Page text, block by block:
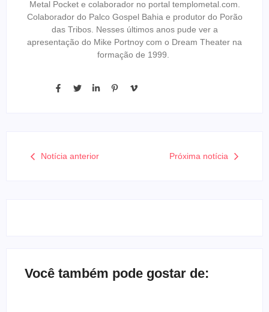
Metal Pocket e colaborador no portal templometal.com.
Colaborador do Palco Gospel Bahia e produtor do Porão
das Tribos. Nesses últimos anos pude ver a
apresentação do Mike Portnoy com o Dream Theater na
formação de 1999.
Notícia anterior Próxima notícia
Você também pode gostar de: